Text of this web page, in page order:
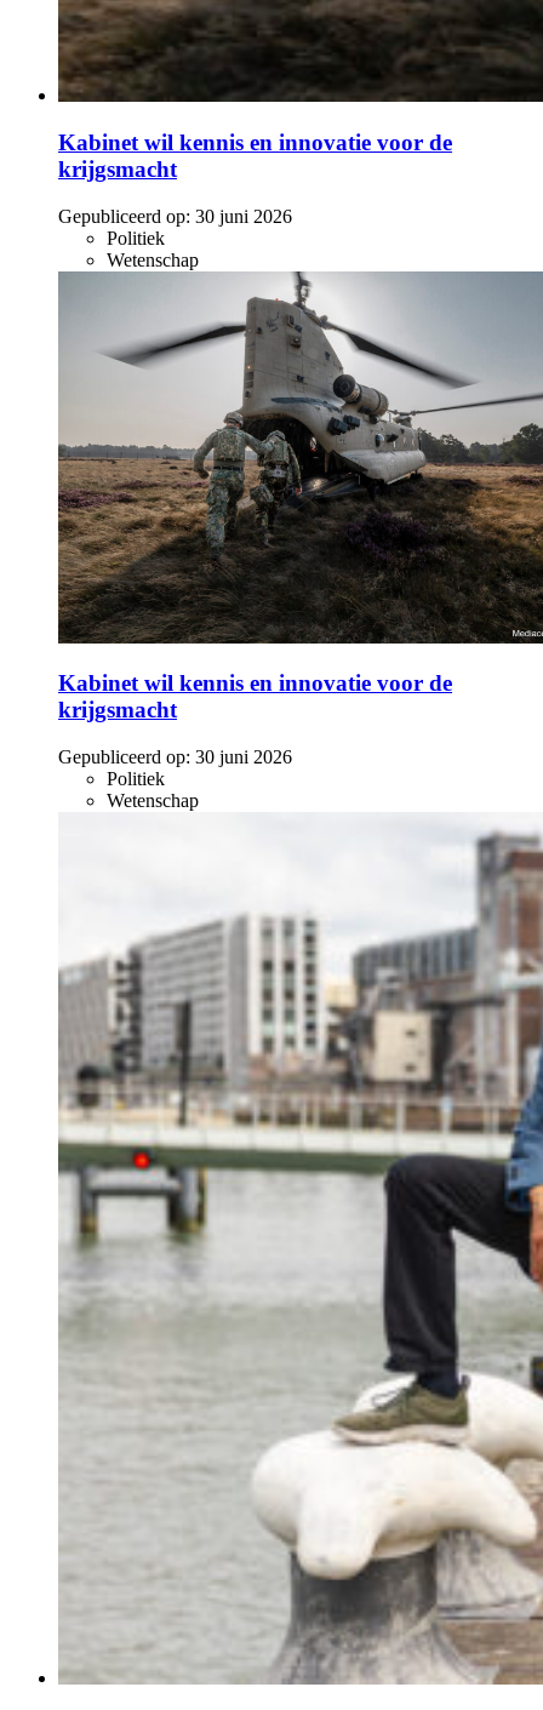
Kabinet wil kennis en innovatie voor de
krijgsmacht
Gepubliceerd op: 30 juni 2026
Politiek
Wetenschap
Kabinet wil kennis en innovatie voor de
krijgsmacht
Gepubliceerd op: 30 juni 2026
Politiek
Wetenschap